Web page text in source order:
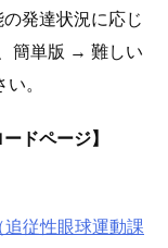
発達状況に応じ
簡単版 → 難しい
。
ドページ】
追従性眼球運動課